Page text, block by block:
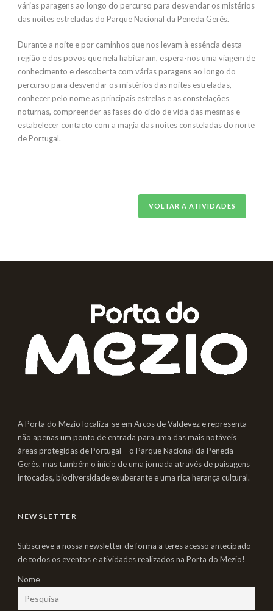
várias paragens ao longo do percurso para desvendar os mistérios
das noites estreladas do Parque Nacional da Peneda Gerês.
Durante a noite e por caminhos que nos levam à essência desta
região e dos povos que nela habitaram, espera-nos uma viagem de
conhecimento e descoberta com várias paragens ao longo do
percurso para desvendar os mistérios das noites estreladas,
conhecer pelo nome as principais estrelas e as constelações
noturnas, compreender as fases do ciclo de vida das mesmas e
estabelecer contacto com a magia das noites consteladas do norte
de Portugal.
VOLTAR A ATIVIDADES
A Porta do Mezio localiza-se em Arcos de Valdevez e representa
não apenas um ponto de entrada para uma das mais notáveis
áreas protegidas de Portugal – o Parque Nacional da Peneda-
Gerês, mas também o início de uma jornada através de paisagens
intocadas, biodiversidade exuberante e uma rica herança cultural.
NEWSLETTER
Subscreve a nossa newsletter de forma a teres acesso antecipado
de todos os eventos e atividades realizados na Porta do Mezio!
Nome